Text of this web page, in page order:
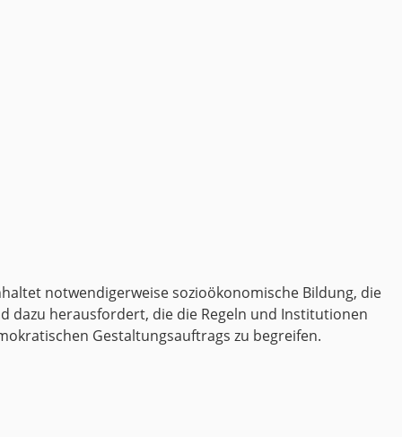
notwendigerweise sozioökonomische Bildung, die
dazu herausfordert, die die Regeln und Institutionen
Gestaltungsauftrags zu begreifen.